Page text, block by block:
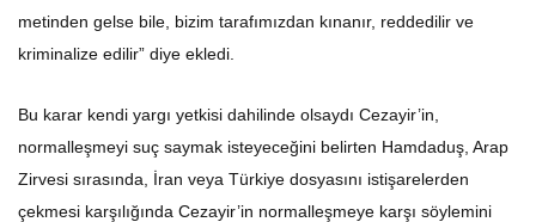
metinden gelse bile, bizim tarafımızdan kınanır, reddedilir ve
kriminalize edilir” diye ekledi.
Bu karar kendi yargı yetkisi dahilinde olsaydı Cezayir’in,
normalleşmeyi suç saymak isteyeceğini belirten Hamdaduş, Arap
Zirvesi sırasında, İran veya Türkiye dosyasını istişarelerden
çekmesi karşılığında Cezayir’in normalleşmeye karşı söylemini